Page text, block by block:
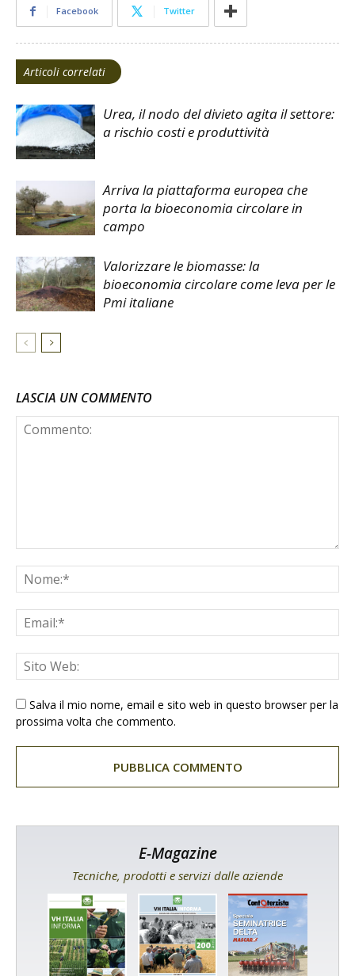
Facebook Twitter
Articoli correlati
Urea, il nodo del divieto agita il settore:
a rischio costi e produttività
Arriva la piattaforma europea che
porta la bioeconomia circolare in
campo
Valorizzare le biomasse: la
bioeconomia circolare come leva per le
Pmi italiane
LASCIA UN COMMENTO
Salva il mio nome, email e sito web in questo browser per la
prossima volta che commento.
E-Magazine
Tecniche, prodotti e servizi dalle aziende